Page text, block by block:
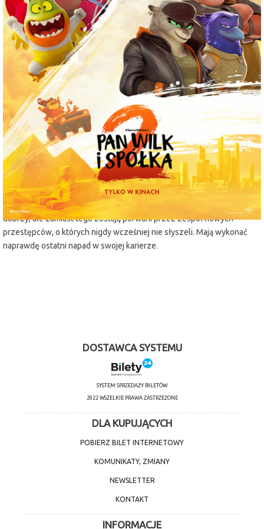
miejscowość:
Lubin
adres:
Armii Krajowej 1
data i godzina:
02.08.2025, g. 13:30
Info
Opis wydarzenia:
Kontynuacja przeboju kinowego z 2022 r., opartego na bestsellerowej
serii książek New York Timesa autorstwa Aarona Blabeya. Ulubieni
bohaterowie powracają i tym razem mają towarzystwo. Pan Wilk z
przyjaciółmi chcą zdobyć zaufanie i akceptację w swoim nowym
zmienionym życiu jako dobrzy obywatele. Ich spokój jednak zostanie
przerwany, bo mają do wykonania „ostatnie zadanie”. Nasi
zreformowani złoczyńcy starają się (bardzo, bardzo mocno) być
dobrzy, ale zamiast tego zostają porwani przez zespół nowych
przestępców, o których nigdy wcześniej nie słyszeli. Mają wykonać
naprawdę ostatni napad w swojej karierze.
DOSTAWCA SYSTEMU
SYSTEM SPRZEDAŻY BILETÓW
2022 WSZELKIE PRAWA ZASTRZEŻONE
DLA KUPUJĄCYCH
POBIERZ BILET INTERNETOWY
KOMUNIKATY, ZMIANY
NEWSLETTER
KONTAKT
INFORMACJE